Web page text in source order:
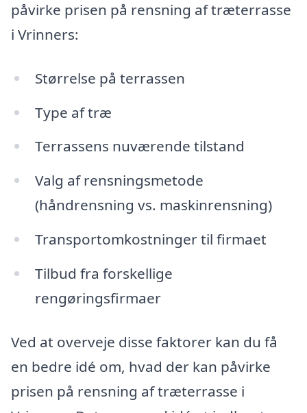
påvirke prisen på rensning af træterrasse
i Vrinners:
Størrelse på terrassen
Type af træ
Terrassens nuværende tilstand
Valg af rensningsmetode
(håndrensning vs. maskinrensning)
Transportomkostninger til firmaet
Tilbud fra forskellige
rengøringsfirmaer
Ved at overveje disse faktorer kan du få
en bedre idé om, hvad der kan påvirke
prisen på rensning af træterrasse i